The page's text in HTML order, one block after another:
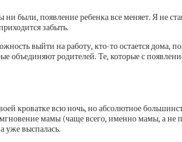
были, появление ребенка все меняет. Я не
забыть.
выйти на работу, кто-то остается дома,
объединяют родителей. Те, которые с
кроватке всю ночь, но абсолютное
мамы (чаще всего, именно мамы, а
уже выспалась.